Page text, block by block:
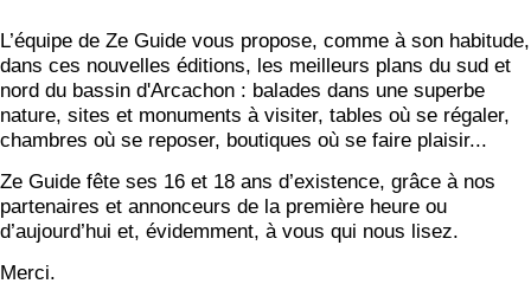
L’équipe de Ze Guide vous propose, comme à son habitude,
dans ces nouvelles éditions, les meilleurs plans du sud et
nord du bassin d'Arcachon : balades dans une superbe
nature, sites et monuments à visiter, tables où se régaler,
chambres où se reposer, boutiques où se faire plaisir...
Ze Guide fête ses 16 et 18 ans d’existence, grâce à nos
partenaires et annonceurs de la première heure ou
d’aujourd’hui et, évidemment, à vous qui nous lisez.
Merci.